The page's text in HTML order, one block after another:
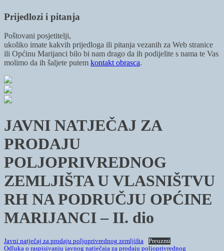
Prijedlozi i pitanja
Poštovani posjetitelji,
ukoliko imate kakvih prijedloga ili pitanja vezanih za Web stranice
ili Općinu Marijanci bilo bi nam drago da ih podijelite s nama te Vas
molimo da ih šaljete putem kontakt obrasca.
JAVNI NATJEČAJ ZA
PRODAJU
POLJOPRIVREDNOG
ZEMLJIŠTA U VLASNIŠTVU
RH NA PODRUČJU OPĆINE
MARIJANCI – II. dio
Javni natječaj za prodaju poljoprivrednog zemljišta
Preuzmi
Odluka o raspisivanju javnog natječaja za prodaju poljoprivrednog